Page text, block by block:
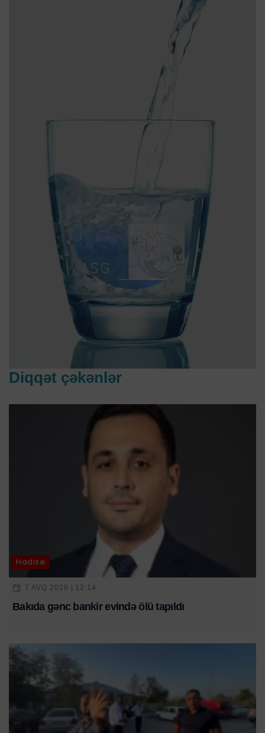
Diqqət çəkənlər
Hadisə
7 AVQ 2026 | 12:14
Bakıda gənc bankir evində ölü tapıldı